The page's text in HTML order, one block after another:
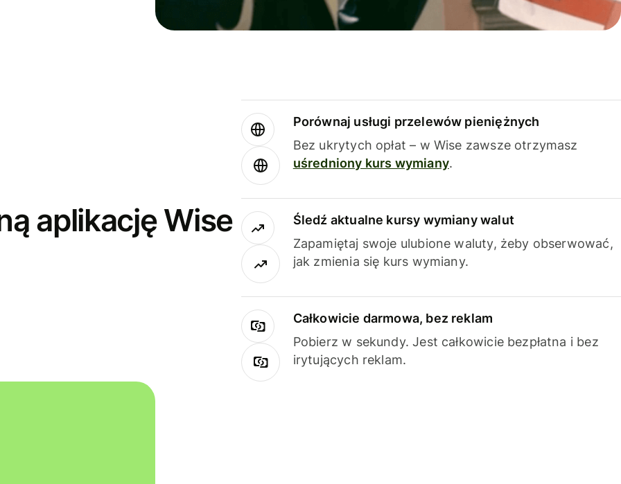
aplikację Wise
Porównaj usługi przelewów pieniężnych
Bez ukrytych opłat – w Wise zawsze otrzymasz
uśredniony kurs wymiany.
Śledź aktualne kursy wymiany walut
Zapamiętaj swoje ulubione waluty, żeby obserwować,
jak zmienia się kurs wymiany.
Całkowicie darmowa, bez reklam
Pobierz w sekundy. Jest całkowicie bezpłatna i bez
irytujących reklam.